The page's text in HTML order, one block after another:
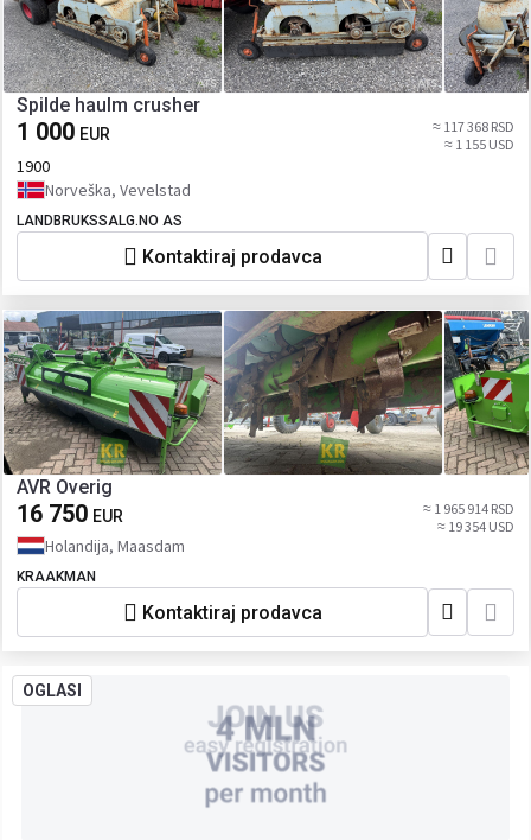
Spilde haulm crusher
1 000 EUR
≈ 117 368 RSD
≈ 1 155 USD
1900
Norveška, Vevelstad
LANDBRUKSSALG.NO AS
Kontaktiraj prodavca
AVR Overig
16 750 EUR
≈ 1 965 914 RSD
≈ 19 354 USD
Holandija, Maasdam
KRAAKMAN
Kontaktiraj prodavca
OGLASI